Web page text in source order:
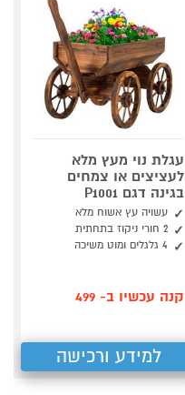
עגלת נוי מעץ מלא
לעציצים או צמחים
בגינה דגם P1001
עשויה עץ אשוח מלא
2 חורי ניקוז בתחתית
4 גלגלים ומוט משיכה
קנה עכשיו ב- 499
למידע ורכישה